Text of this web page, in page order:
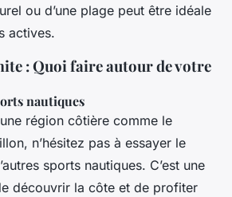
ou d’une plage peut être idéale
actives.
: Quoi faire autour de votre
nautiques
région côtière comme le
n’hésitez pas à essayer le
sports nautiques. C’est une
découvrir la côte et de profiter